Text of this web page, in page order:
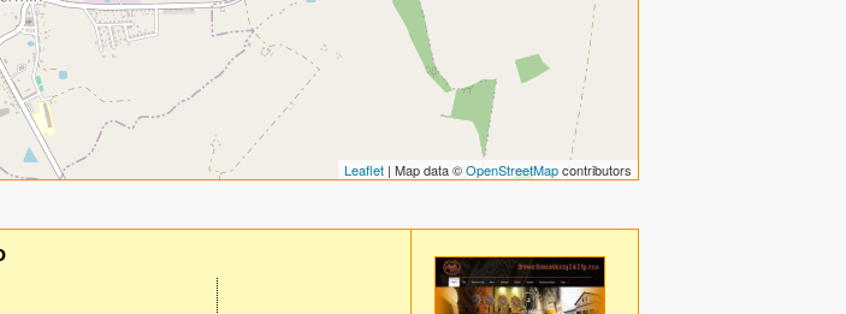
Leaflet | Map data ©OpenStreetMapcontributors